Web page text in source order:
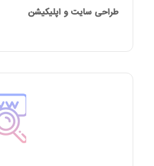
طراحی سایت و اپلیکیشن